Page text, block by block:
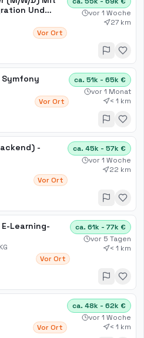
Und
Vor Ort
vor 1 Woche
27 km
Vor Ort
ca. 51k - 65k €
vor 1 Monat
< 1 km
-
Vor Ort
ca. 45k - 57k €
vor 1 Woche
22 km
Learning-
Vor Ort
ca. 61k - 77k €
vor 5 Tagen
< 1 km
Vor Ort
ca. 48k - 62k €
vor 1 Woche
< 1 km